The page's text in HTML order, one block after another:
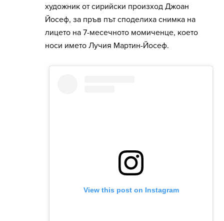
художник от сирийски произход Джоан
Йосеф, за пръв път споделиха снимка на
лицето на 7-месечното момиченце, което
носи името Лучия Мартин-Йосеф.